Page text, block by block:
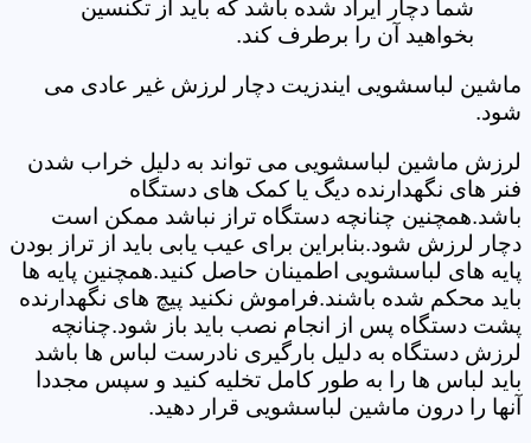
شما دچار ایراد شده باشد که باید از تکنسین
بخواهید آن را برطرف کند.
ماشین لباسشویی ایندزیت دچار لرزش غیر عادی می
شود.
لرزش ماشین لباسشویی می تواند به دلیل خراب شدن
فنر های نگهدارنده دیگ یا کمک های دستگاه
باشد.همچنین چنانچه دستگاه تراز نباشد ممکن است
دچار لرزش شود.بنابراین برای عیب یابی باید از تراز بودن
پایه های لباسشویی اطمینان حاصل کنید.همچنین پایه ها
باید محکم شده باشند.فراموش نکنید پیچ های نگهدارنده
پشت دستگاه پس از انجام نصب باید باز شود.چنانچه
لرزش دستگاه به دلیل بارگیری نادرست لباس ها باشد
باید لباس ها را به طور کامل تخلیه کنید و سپس مجددا
آنها را درون ماشین لباسشویی قرار دهید.